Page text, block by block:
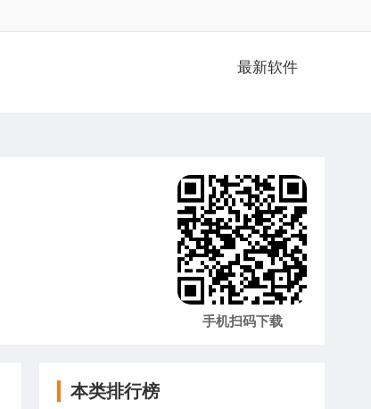
最新软件
手机扫码下载
本类排行榜